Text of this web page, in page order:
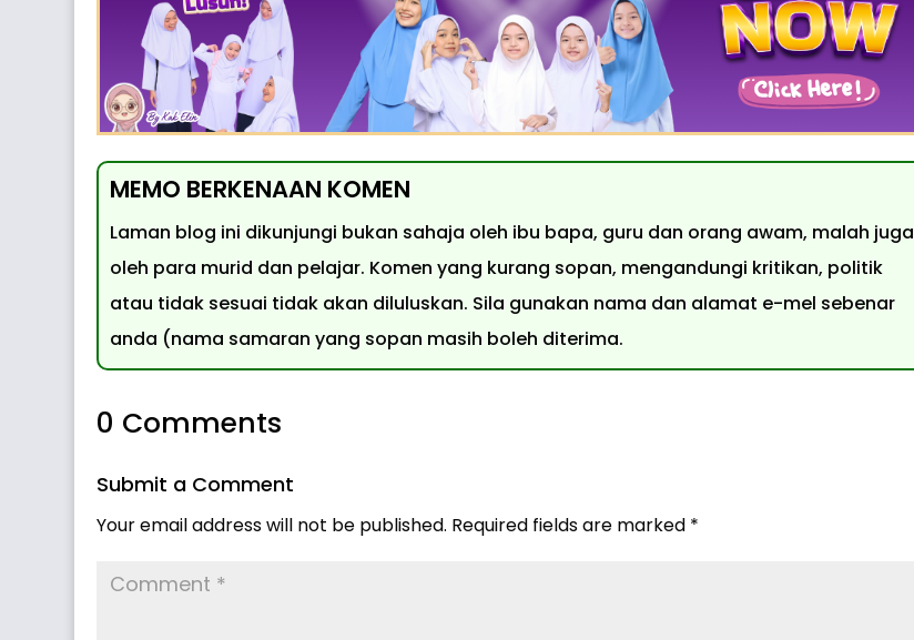
MEMO BERKENAAN KOMEN
Laman blog ini dikunjungi bukan sahaja oleh ibu bapa, guru dan orang awam, malah juga
oleh para murid dan pelajar. Komen yang kurang sopan, mengandungi kritikan, politik
atau tidak sesuai tidak akan diluluskan. Sila gunakan nama dan alamat e-mel sebenar
anda (nama samaran yang sopan masih boleh diterima.
0 Comments
Submit a Comment
Your email address will not be published. Required fields are marked *